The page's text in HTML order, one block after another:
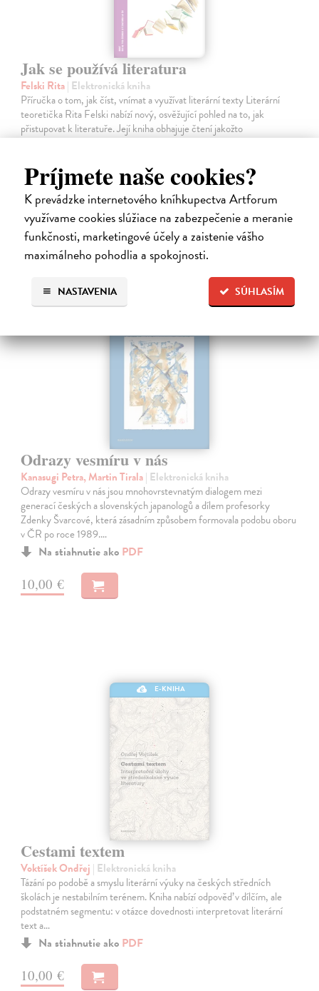
Príjmete naše cookies?
K prevádzke internetového kníhkupectva Artforum
využívame cookies slúžiace na zabezpečenie a meranie
funkčnosti, marketingové účely a zaistenie vášho
maximálneho pohodlia a spokojnosti.
SÚHLASÍM
NASTAVENIA
Jak se používá literatura
Felski Rita| Elektronická kniha
Příručka o tom, jak číst, vnímat a využívat literární texty Literární
teoretička Rita Felski nabízí nový, osvěžující pohled na to, jak
přistupovat k literatuře. Její kniha obhajuje čtení jakožto
nezastupitelnou…
11,09 €
Odrazy vesmíru v nás
Kanasugi Petra, Martin Tirala| Elektronická kniha
Odrazy vesmíru v nás jsou mnohovrstevnatým dialogem mezi
generací českých a slovenských japanologů a dílem profesorky
Zdenky Švarcové, která zásadním způsobem formovala podobu oboru
v ČR po roce 1989.…
Na stiahnutie ako PDF
10,00 €
E-KNIHA
Cestami textem
Voktíšek Ondřej | Elektronická kniha
Tázání po podobě a smyslu literární výuky na českých středních
školách je nestabilním terénem. Kniha nabízí odpověď v dílčím, ale
podstatném segmentu: v otázce dovednosti interpretovat literární
text a…
Na stiahnutie ako PDF
10,00 €